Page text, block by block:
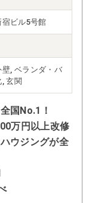
宿ビル5号館
, ベランダ・バ
, 玄関
国No.1！
万円以上改修
ウジングが全